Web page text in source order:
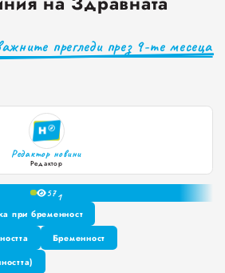
които не ни ценят
прегледи през 9-те месеца
Редактор новини
Редактор
571
2
3
4
при бременност
при бременност
Бременност